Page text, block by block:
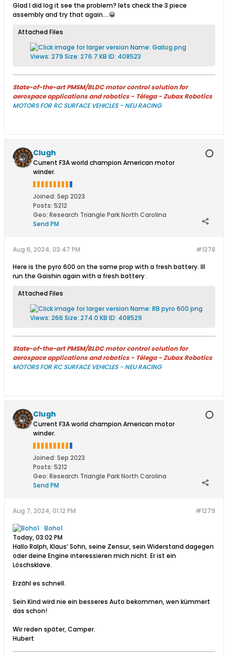
Glad I did log it see the problem? lets check the 3 piece
assembly and try that again....😀
Attached Files
State-of-the-art PMSM/BLDC motor control solution for
aerospace applications and robotics - Télega - Zubax Robotics
MOTORS FOR RC SURFACE VEHICLES - NEU RACING
Clugh
Current F3A world champion American motor
winder.
Joined: Sep 2023
Posts: 5212
Geo: Research Triangle Park North Carolina
Send PM
#1278
Aug 6, 2024, 03:47 PM
Here is the pyro 600 on the same prop with a fresh battery. Ill
run the Gaishin again with a fresh battery .
Attached Files
State-of-the-art PMSM/BLDC motor control solution for
aerospace applications and robotics - Télega - Zubax Robotics
MOTORS FOR RC SURFACE VEHICLES - NEU RACING
Clugh
Current F3A world champion American motor
winder.
Joined: Sep 2023
Posts: 5212
Geo: Research Triangle Park North Carolina
Send PM
#1279
Aug 7, 2024, 01:12 PM
Boho1
Today, 03:02 PM​
Hallo Ralph, Klaus‘ Sohn, seine Zensur, sein Widerstand dagegen
oder deine Engine interessieren mich nicht. Er ist ein
Löschsklave.
Erzähl es schnell.
Sein Kind wird nie ein besseres Auto bekommen, wen kümmert
das schon!
Wir reden später, Camper.
Hubert